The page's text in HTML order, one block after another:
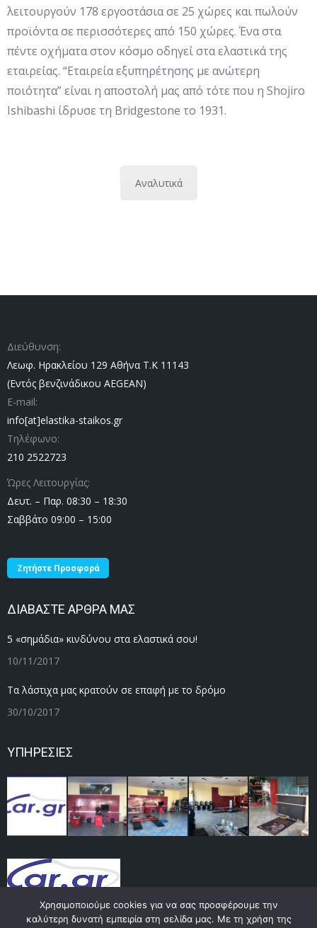
λειτουργούν 178 εργοστάσια σε 25 χώρες και πωλούν
προϊόντα σε περισσότερες από 150 χώρες. Ένα στα
πέντε οχήματα στον κόσμο οδηγεί στα ελαστικά της
εταιρείας. “Εταιρεία εξυπηρέτησης με ανώτερη
ποιότητα” είναι η αποστολή μας από τότε που η Shojiro
Ishibashi ίδρυσε τη Bridgestone το 1931.
Αναλυτικά
Διεύθυνση:
Λεωφ. Ηρακλείου 129 Αθήνα Τ.Κ 11143
(Εντός βενζινάδικου AEGEAN)
E-mail:
info[at]elastika-staikos.gr
Τηλέφωνο:
210 2522723
Ώρες Λειτουργίας:
Δευτ. – Παρ. 08:30 – 18:30
Σαββάτο 09:00 – 15:00
Ζητήστε Προσφορά
ΔΙΑΒΑΣΤΕ ΑΡΘΡΑ ΜΑΣ
5 «σημάδια» κινδύνου στα ελαστικά σου!
10/11/2017
Τα λάστιχα μας κρατούν σε επαφή με το δρόμο
30/10/2017
ΥΠΗΡΕΣΙΕΣ
Χρησιμοποιούμε cookies για να σας προσφέρουμε την
καλύτερη δυνατή εμπειρία στη σελίδα μας. Με τη χρήση της